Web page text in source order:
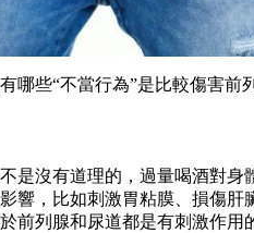
哪些“不當行為”是比較傷害前
是沒有道理的，過量喝酒對
響，比如刺激胃粘膜、損傷
前列腺和尿道都是有刺激作